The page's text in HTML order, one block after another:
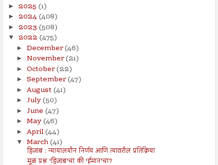
► 2025 (1)
► 2024(408)
► 2023 (508)
▼ 2022 (475)
► December(46)
► November(21)
► October(22)
► September(47)
► August(41)
► July(50)
► June (47)
► May(46)
► April(44)
▼ March(41)
हिजाब : न्यायालयीन निर्णय आणि त्यावरील प्रतिक्रिया
मूळ प्रश्न ‘हिजाब’चा की ‘ईमान’चा?